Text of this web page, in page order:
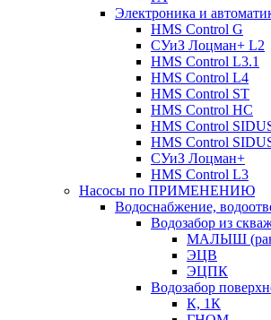
Электроника и
HMS Control G
СУиЗ Лоцман+ L2
HMS Control L3.1
HMS Control L4
HMS Control ST
HMS Control HC
HMS Control
HMS Control
СУиЗ Лоцман+
HMS Control L3
Насосы по ПРИМЕНЕНИЮ
Водоснабжение,
Водозабор из
МАЛЫШ
ЭЦВ
ЭЦПК
Водозабор
К, 1К